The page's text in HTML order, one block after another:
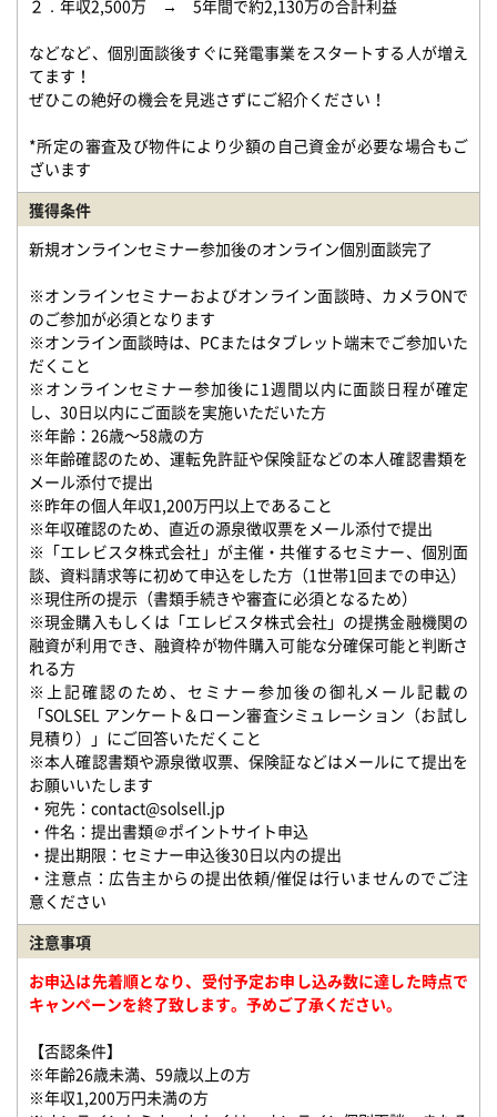
２．年収2,500万 → 5年間で約2,130万の合計利益
などなど、個別面談後すぐに発電事業をスタートする人が増え
てます！
ぜひこの絶好の機会を見逃さずにご紹介ください！
*所定の審査及び物件により少額の自己資金が必要な場合もご
ざいます
獲得条件
新規オンラインセミナー参加後のオンライン個別面談完了
※オンラインセミナーおよびオンライン面談時、カメラONで
のご参加が必須となります
※オンライン面談時は、PCまたはタブレット端末でご参加いた
だくこと
※オンラインセミナー参加後に1週間以内に面談日程が確定
し、30日以内にご面談を実施いただいた方
※年齢：26歳〜58歳の方
※年齢確認のため、運転免許証や保険証などの本人確認書類を
メール添付で提出
※昨年の個人年収1,200万円以上であること
※年収確認のため、直近の源泉徴収票をメール添付で提出
※「エレビスタ株式会社」が主催・共催するセミナー、個別面
談、資料請求等に初めて申込をした方（1世帯1回までの申込）
※現住所の提示（書類手続きや審査に必須となるため）
※現金購入もしくは「エレビスタ株式会社」の提携金融機関の
融資が利用でき、融資枠が物件購入可能な分確保可能と判断さ
れる方
※上記確認のため、セミナー参加後の御礼メール記載の
「SOLSEL アンケート＆ローン審査シミュレーション（お試し
見積り）」にご回答いただくこと
※本人確認書類や源泉徴収票、保険証などはメールにて提出を
お願いいたします
・宛先：contact@solsell.jp
・件名：提出書類＠ポイントサイト申込
・提出期限：セミナー申込後30日以内の提出
・注意点：広告主からの提出依頼/催促は行いませんのでご注
意ください
注意事項
お申込は先着順となり、受付予定お申し込み数に達した時点で
キャンペーンを終了致します。予めご了承ください。
【否認条件】
※年齢26歳未満、59歳以上の方
※年収1,200万円未満の方